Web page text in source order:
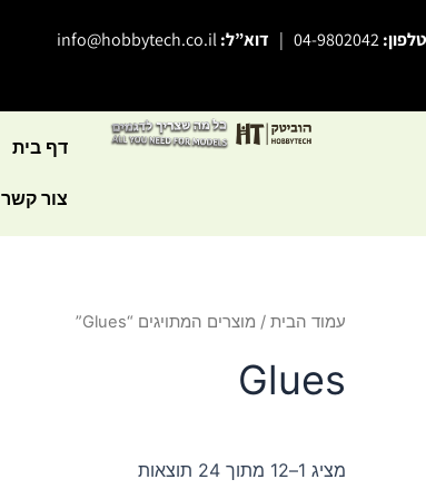
לתוכן
טלפון:04-9802042
| דוא”ל:info@hobbytech.co.il
דף בית
צור קשר
עמוד הבית / מוצרים המתויגים “Glues”
Glues
מציג 1–12 מתוך 24 תוצאות